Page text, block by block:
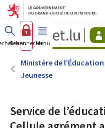
Aller au
Aller
Se connecterMenu principal
Ministère de
Jeunesse
Service de